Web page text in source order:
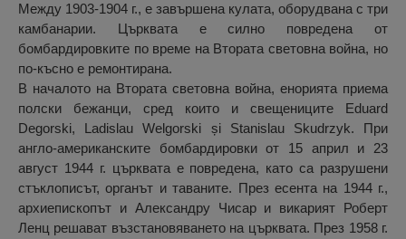
Между 1903-1904 г., е завършена кулата, оборудвана с три
камбанарии. Църквата е силно повредена от
бомбардировките по време на Втората световна война, но
по-късно е ремонтирана.
В началото на Втората световна война, енорията приема
полски бежанци, сред които и свещениците Eduard
Degorski, Ladislau Welgorski și Stanislau Skudrzyk. При
англо-американските бомбардировки от 15 април и 23
август 1944 г. църквата е повредена, като са разрушени
стъклописът, органът и таваните. През есента на 1944 г.,
архиепископът и Александру Чисар и викарият Роберт
Ленц решават възстановяването на църквата. През 1958 г.